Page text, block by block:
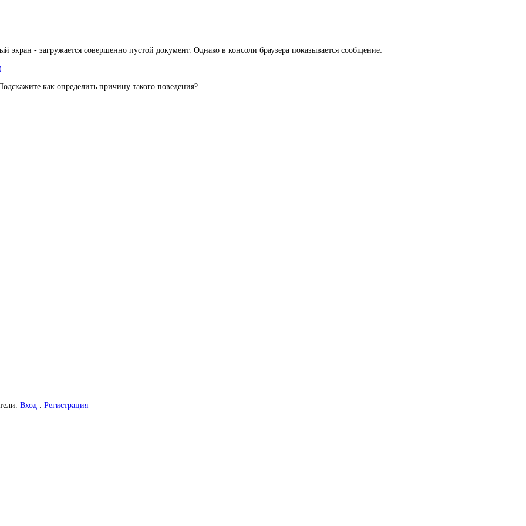
- загружается совершенно пустой документ. Однако в консоли браузера показывается сообщение:
как определить причину такого поведения?
Вход Регистрация